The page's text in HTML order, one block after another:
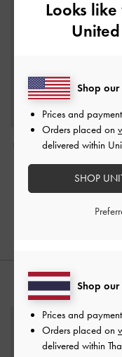
กระเป๋าถือรุ่น Hanya-สี
฿2,790.00
Looks
Shop our
Prices and
Orders placed on
delivered within
Shop our
Prices and
Orders placed on
delivered within
SHOP